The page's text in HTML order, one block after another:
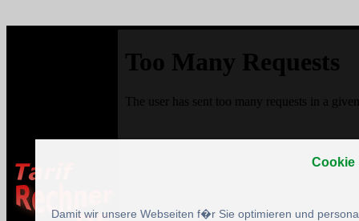
Cookie
Damit wir unsere Webseiten f�r Sie optimieren und